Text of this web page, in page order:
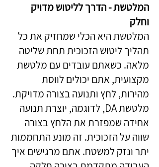
המלטשת - הדרך לליטוש מדויק
וחלק
המלטשת היא הכלי שמחזיק את כל
תהליך ליטוש הזכוכית תחת שליטה
מלאה. כשאתם עובדים עם מלטשת
מקצועית, אתם יכולים לווסת
מהירות, לחץ ותנועה בצורה מדויקת.
מלטשת DA, לדוגמה, יוצרת תנועה
אחידה שמפזרת את הלחץ בצורה
שווה על הזכוכית. זה מונע התחממות
יתר ונזק למשטח. אתם מרגישים איך